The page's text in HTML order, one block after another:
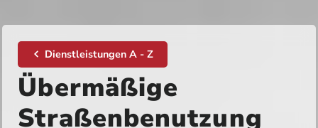
Dienstleistungen A - Z
Übermäßige
Straßenbenutzung